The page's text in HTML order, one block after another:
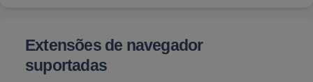
Extensões de navegador
suportadas